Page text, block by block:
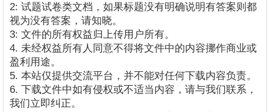
2: 试题试卷类文档，如果标题没有明确说明有答案则都
视为没有答案，请知晓。
3: 文件的所有权益归上传用户所有。
4. 未经权益所有人同意不得将文件中的内容挪作商业或
盈利用途。
5. 本站仅提供交流平台，并不能对任何下载内容负责。
6. 下载文件中如有侵权或不适当内容，请与我们联系，
我们立即纠正。